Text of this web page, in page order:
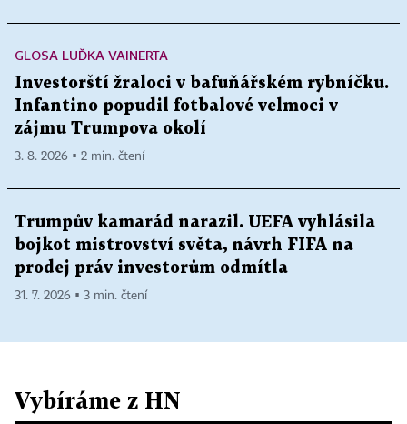
GLOSA LUĎKA VAINERTA
Investorští žraloci v bafuňářském rybníčku.
Infantino popudil fotbalové velmoci v
zájmu Trumpova okolí
3. 8. 2026 ▪ 2 min. čtení
Trumpův kamarád narazil. UEFA vyhlásila
bojkot mistrovství světa, návrh FIFA na
prodej práv investorům odmítla
31. 7. 2026 ▪ 3 min. čtení
Vybíráme z HN